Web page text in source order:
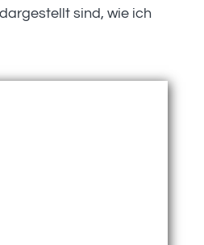
sind, wie ich